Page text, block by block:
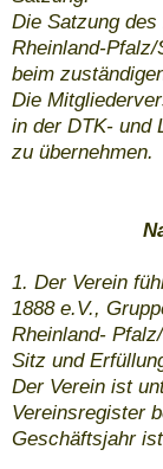
Die Satzung
Rheinland-
beim
Die
in der DTK- und
zu übernehmen.
1. Der Verein
1888 e.V.,
Rheinland-
Sitz und
Der Verein ist
Vereinsregister
Geschäftsjahr